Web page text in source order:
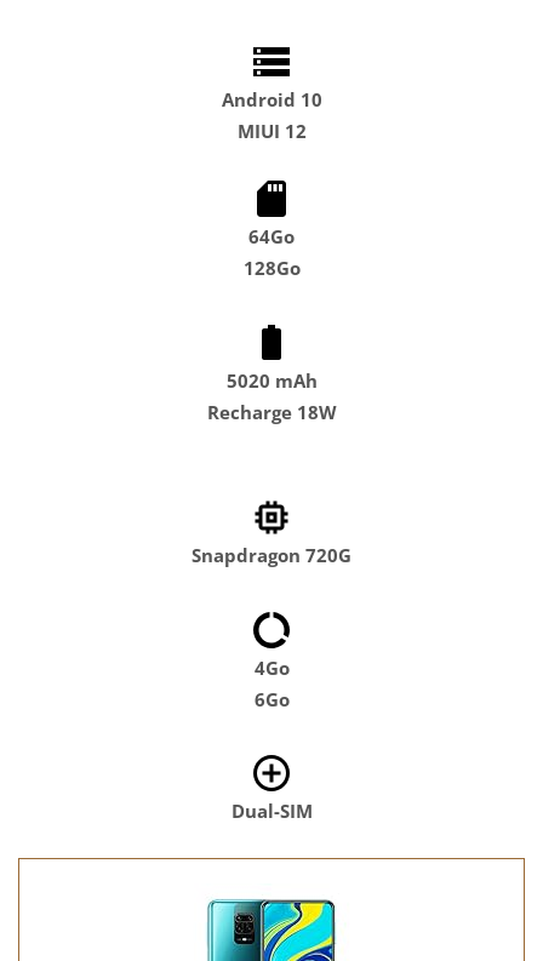
Android 10
MIUI 12
64Go
128Go
5020 mAh
Recharge 18W
Snapdragon 720G
4Go
6Go
Dual-SIM